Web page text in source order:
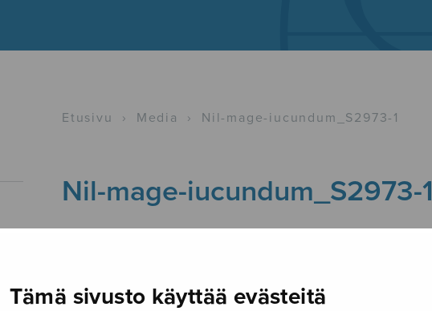
Tämä sivusto käyttää evästeitä
Etusivu › Media › Nil-mage-iucundum_S2973-1
Nil-mage-iucundum_S2973-1